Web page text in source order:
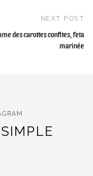
NEXT POST
des carottes confites, feta
marinée